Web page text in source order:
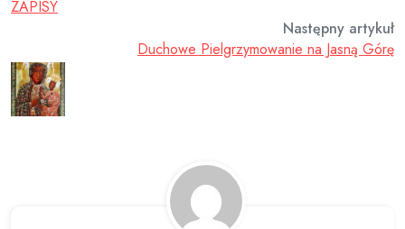
ZAPISY
Następny artykuł
Duchowe Pielgrzymowanie na Jasną Górę